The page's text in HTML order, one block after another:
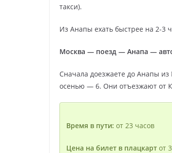
такси).
Из Анапы ехать быстрее на 2-3
Москва — поезд — Анапа —
Сначала доезжаете до Анапы из
осенью — 6. Они отъезжают от
Время в пути: от 23 часов
Цена на билет в плацкартот